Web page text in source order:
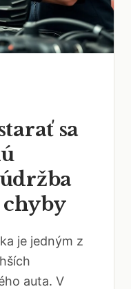
sa
chyby
je jedným z
auta. V